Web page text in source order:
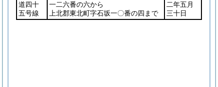
道四十
五号線
一二六番の六から
上北郡東北町字石坂一〇番の四まで
二年五月
三十日